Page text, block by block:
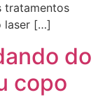
tratamentos
laser […]
do
copo